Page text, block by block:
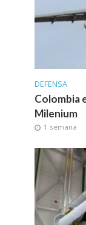
DEFENSA
Colombia
Milenium
1 semana